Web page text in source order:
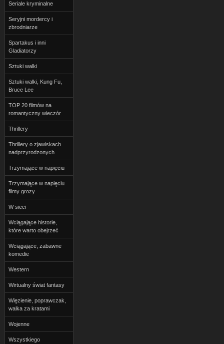
Seriale kryminalne
Seryjni mordercy i
zbrodniarze
Spartakus i inni
Gladiatorzy
Sztuki walki
Sztuki walki, Kung Fu,
Bruce Lee
TOP 20 filmów na
romantyczny wieczór
Thrillery
Thrillery o zjawiskach
nadprzyrodzonych
Trzymające w napięciu
Trzymające w napięciu
filmy grozy
W sieci
Wciągające historie,
które warto obejrzeć
Wciągające, zabawne
komedie
Western
Wirtualny świat fantasy
Więzienie, poprawczak,
walka za kratami
Wojenne
Wszystkiego